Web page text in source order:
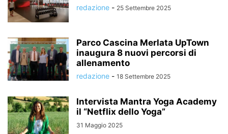
redazione - 25 Settembre 2025
Parco Cascina Merlata UpTown
inaugura 8 nuovi percorsi di
allenamento
redazione - 18 Settembre 2025
Intervista Mantra Yoga Academy
il “Netflix dello Yoga”
31 Maggio 2025